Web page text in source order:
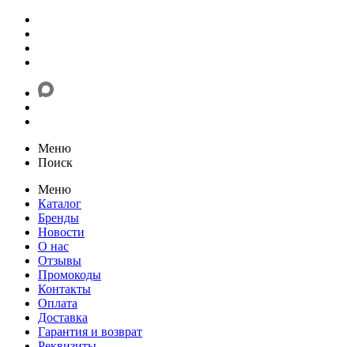
Меню
Поиск
Меню
Каталог
Бренды
Новости
О нас
Отзывы
Промокоды
Контакты
Оплата
Доставка
Гарантия и возврат